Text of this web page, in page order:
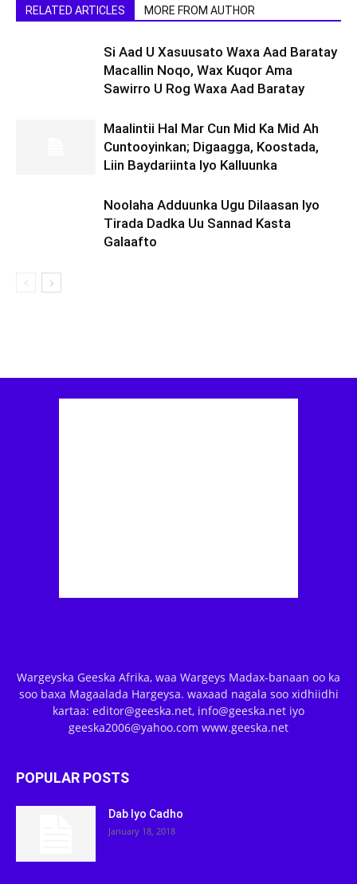
RELATED ARTICLES MORE FROM AUTHOR
Si Aad U Xasuusato Waxa Aad Baratay
Macallin Noqo, Wax Kuqor Ama
Sawirro U Rog Waxa Aad Baratay
Maalintii Hal Mar Cun Mid Ka Mid Ah
Cuntooyinkan; Digaagga, Koostada,
Liin Baydariinta Iyo Kalluunka
Noolaha Adduunka Ugu Dilaasan Iyo
Tirada Dadka Uu Sannad Kasta
Galaafto
Wargeyska Geeska Afrika, waa Wargeys Madax-banaan oo ka
soo baxa Magaalada Hargeysa. waxaad nagala soo xidhiidhi
kartaa: editor@geeska.net, info@geeska.net iyo
geeska2006@yahoo.com www.geeska.net
POPULAR POSTS
Dab Iyo Cadho
January 18, 2018